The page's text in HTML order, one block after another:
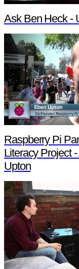
Ask Ben Heck -
Raspberry Pi
Literacy Project
Upton